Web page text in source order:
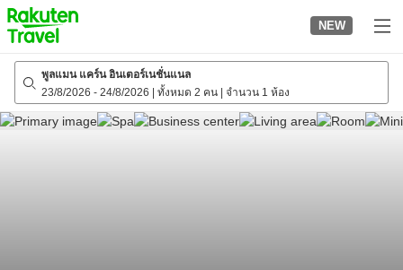
to
top
page
NEW
พูลแมน แคร์น อินเตอร์เนชั่นแนล
23/8/2026 - 24/8/2026 ทั้งหมด 2 คน จำนวน 1 ห้อง